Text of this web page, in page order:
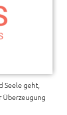
Seele geht,
Überzeugung